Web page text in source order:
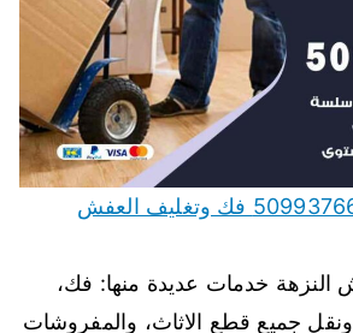
نقل عفش النزهة 50993766 فك وتغليف العفش
خدمات عديدة منها: فك،
جميع قطع الاثاث، والمفروشات